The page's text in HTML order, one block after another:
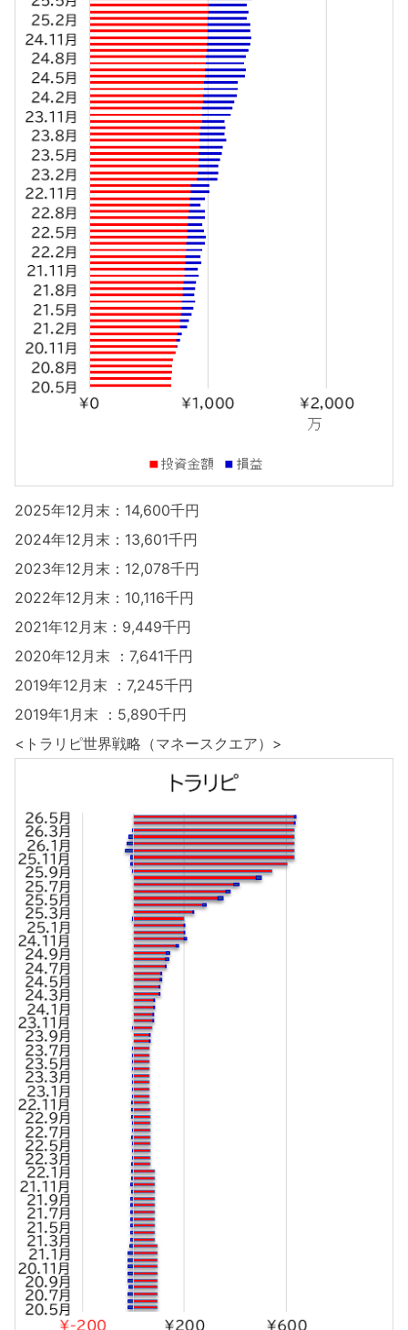
2025年12月末：14,600千円
2024年12月末：13,601千円
2023年12月末：12,078千円
2022年12月末：10,116千円
2021年12月末：9,449千円
2020年12月末 ：7,641千円
2019年12月末 ：7,245千円
2019年1月末 ：5,890千円
<トラリピ世界戦略（マネースクエア）>